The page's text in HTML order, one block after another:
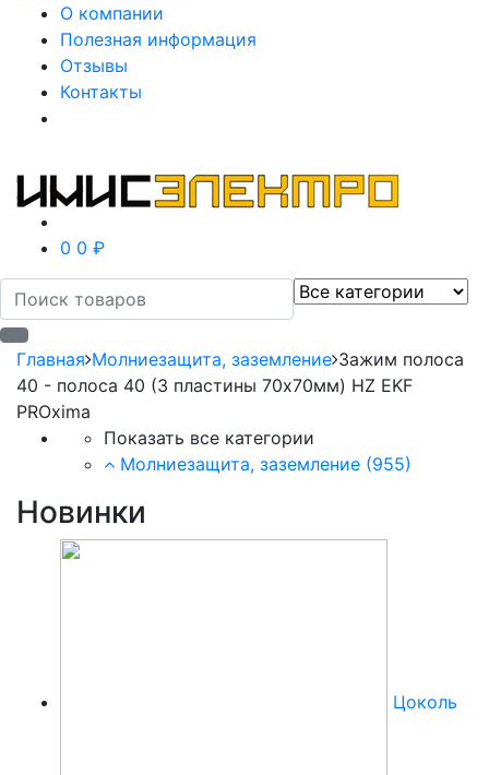
О компании
Полезная информация
Отзывы
Контакты
0 0 ₽
Главная Молниезащита, заземление Зажим полоса
40 - полоса 40 (3 пластины 70х70мм) HZ EKF
PROxima
Показать все категории
Молниезащита, заземление (955)
Новинки
Цоколь